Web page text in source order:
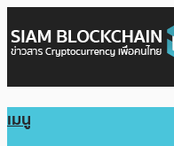
เมนู